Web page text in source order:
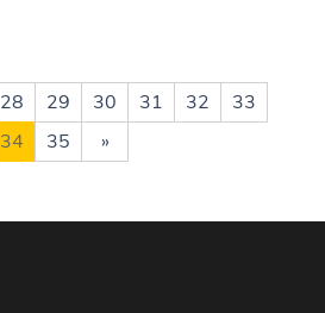
28 29 30 31 32
33
34
35 »